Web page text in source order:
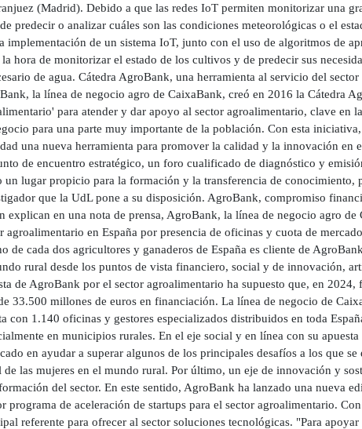
(Madrid). Debido a que las redes IoT permiten monitorizar una
predecir o analizar cuáles son las condiciones meteorológicas o el
implementación de un sistema IoT, junto con el uso de algoritmos de
hora de monitorizar el estado de los cultivos y de predecir sus
de agua. Cátedra AgroBank, una herramienta al servicio del
la línea de negocio agro de CaixaBank, creó en 2016 la Cátedra
para atender y dar apoyo al sector agroalimentario, clave en
para una parte muy importante de la población. Con esta
una nueva herramienta para promover la calidad y la innovación en
de encuentro estratégico, un foro cualificado de diagnóstico y
un lugar propicio para la formación y la transferencia de conocimiento,
que la UdL pone a su disposición. AgroBank, compromiso
explican en una nota de prensa, AgroBank, la línea de negocio agro
agroalimentario en España por presencia de oficinas y cuota de
de cada dos agricultores y ganaderos de España es cliente de
rural desde los puntos de vista financiero, social y de innovación,
de AgroBank por el sector agroalimentario ha supuesto que, en
33.500 millones de euros en financiación. La línea de negocio de
con 1.140 oficinas y gestores especializados distribuidos en toda
en municipios rurales. En el eje social y en línea con su
en ayudar a superar algunos de los principales desafíos a los que
de las mujeres en el mundo rural. Por último, un eje de innovación y
del sector. En este sentido, AgroBank ha lanzado una nueva
programa de aceleración de startups para el sector agroalimentario.
referente para ofrecer al sector soluciones tecnológicas. "Para